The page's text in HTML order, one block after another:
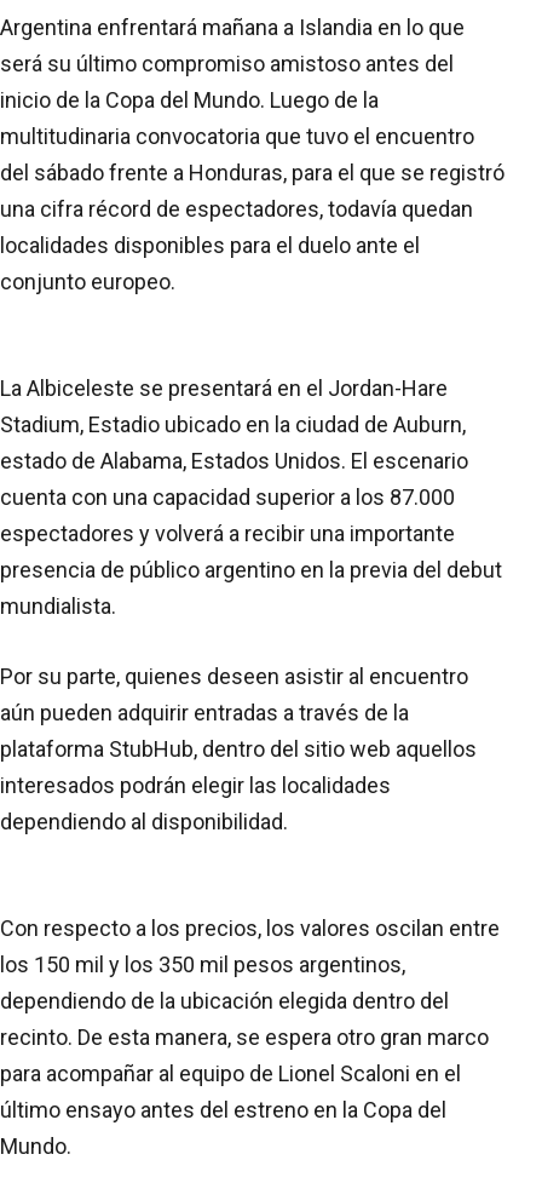
Argentina enfrentará mañana a Islandia en lo que
será su último compromiso amistoso antes del
inicio de la Copa del Mundo. Luego de la
multitudinaria convocatoria que tuvo el encuentro
del sábado frente a Honduras, para el que se registró
una cifra récord de espectadores, todavía quedan
localidades disponibles para el duelo ante el
conjunto europeo.
La Albiceleste se presentará en el Jordan-Hare
Stadium, Estadio ubicado en la ciudad de Auburn,
estado de Alabama, Estados Unidos. El escenario
cuenta con una capacidad superior a los 87.000
espectadores y volverá a recibir una importante
presencia de público argentino en la previa del debut
mundialista.
Por su parte, quienes deseen asistir al encuentro
aún pueden adquirir entradas a través de la
plataforma StubHub, dentro del sitio web aquellos
interesados podrán elegir las localidades
dependiendo al disponibilidad.
Con respecto a los precios, los valores oscilan entre
los 150 mil y los 350 mil pesos argentinos,
dependiendo de la ubicación elegida dentro del
recinto. De esta manera, se espera otro gran marco
para acompañar al equipo de Lionel Scaloni en el
último ensayo antes del estreno en la Copa del
Mundo.